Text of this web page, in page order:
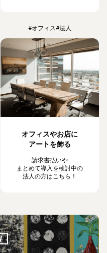
#オフィス#法人
オフィスやお店に
アートを飾る
請求書払いや
まとめて導入を検討中の
法人の方はこちら！